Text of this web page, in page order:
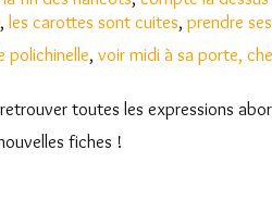
, les carottes sont cuites, prendre
polichinelle, voir midi à sa porte,
toutes les expressions
fiches !